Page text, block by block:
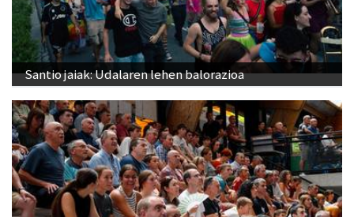
Santio jaiak: Udalaren lehen balorazioa